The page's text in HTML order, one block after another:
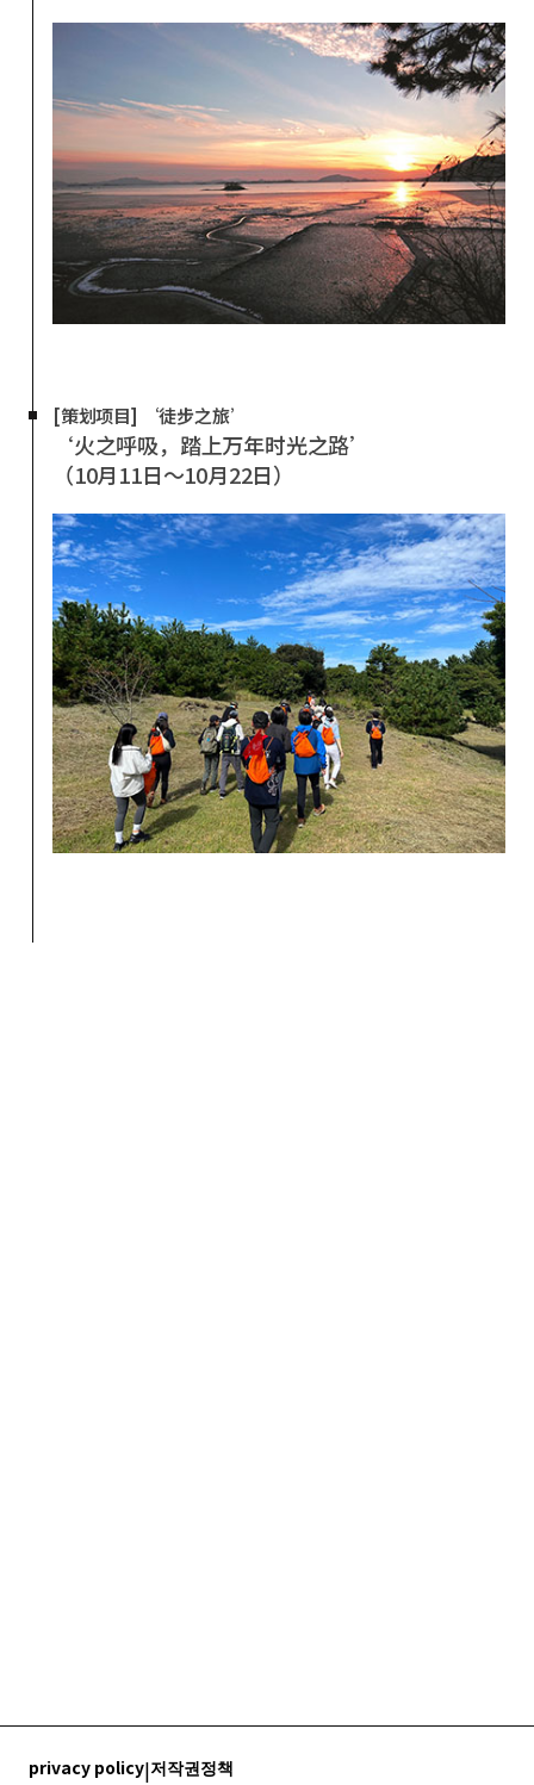
[策划项目] ‘徒步之旅’
‘火之呼吸，踏上万年时光之路’
（10月11日～10月22日）
privacy policy|저작권정책